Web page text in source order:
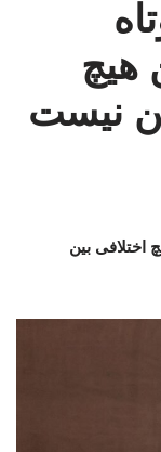
هیچ
نیست
اختلافی بین